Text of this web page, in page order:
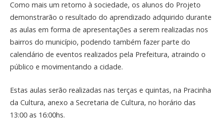
Como mais um retorno à sociedade, os alunos do Projeto
demonstrarão o resultado do aprendizado adquirido durante
as aulas em forma de apresentações a serem realizadas nos
bairros do município, podendo também fazer parte do
calendário de eventos realizados pela Prefeitura, atraindo o
público e movimentando a cidade.
Estas aulas serão realizadas nas terças e quintas, na Pracinha
da Cultura, anexo a Secretaria de Cultura, no horário das
13:00 as 16:00hs.